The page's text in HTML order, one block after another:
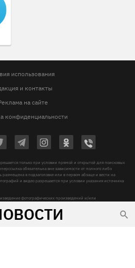
использования
и контакты
на сайте
конфиденциальности
только при условии прямой и открытой для поисковых
обязательна вне зависимости от полного либо
в подзаголовке или в первом абзаце и вести на
и видео разрешается при условии указания источника
фотографических произведений и/или
медиа - «VGORODE», Адрес: 02091, місто Київ,
1, E-mail:
sunlight@mediadim.com.ua